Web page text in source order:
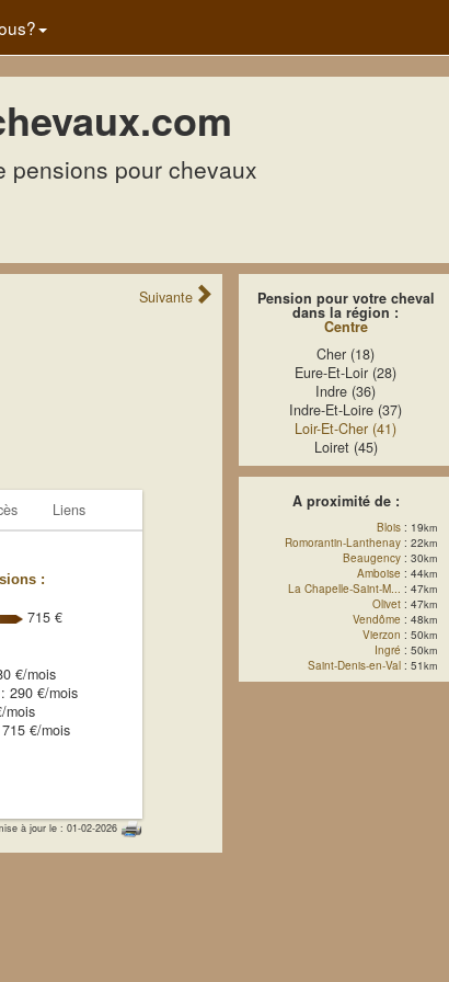
pensions pour chevaux
Suivante
Liens
:
715 €
€/mois
290 €/mois
mois
€/mois
à jour le : 01-02-2026
Pension pour votre cheval
dans la région :
Centre
Cher (18)
Eure-Et-Loir (28)
Indre (36)
Indre-Et-Loire (37)
Loir-Et-Cher (41)
Loiret (45)
A proximité de :
Blois : 19km
Romorantin-Lanthenay : 22km
Beaugency : 30km
Amboise : 44km
La Chapelle-Saint-M... : 47km
Olivet : 47km
Vendôme : 48km
Vierzon : 50km
Ingré : 50km
Saint-Denis-en-Val : 51km